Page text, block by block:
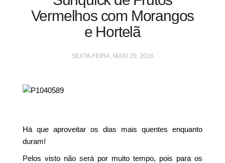
Vermelhos com Morangos
e Hortelã
SEXTA-FEIRA, MAIO 20, 2016
Há que aproveitar os dias mais quentes enquanto
duram!
Pelos visto não será por muito tempo, pois para os